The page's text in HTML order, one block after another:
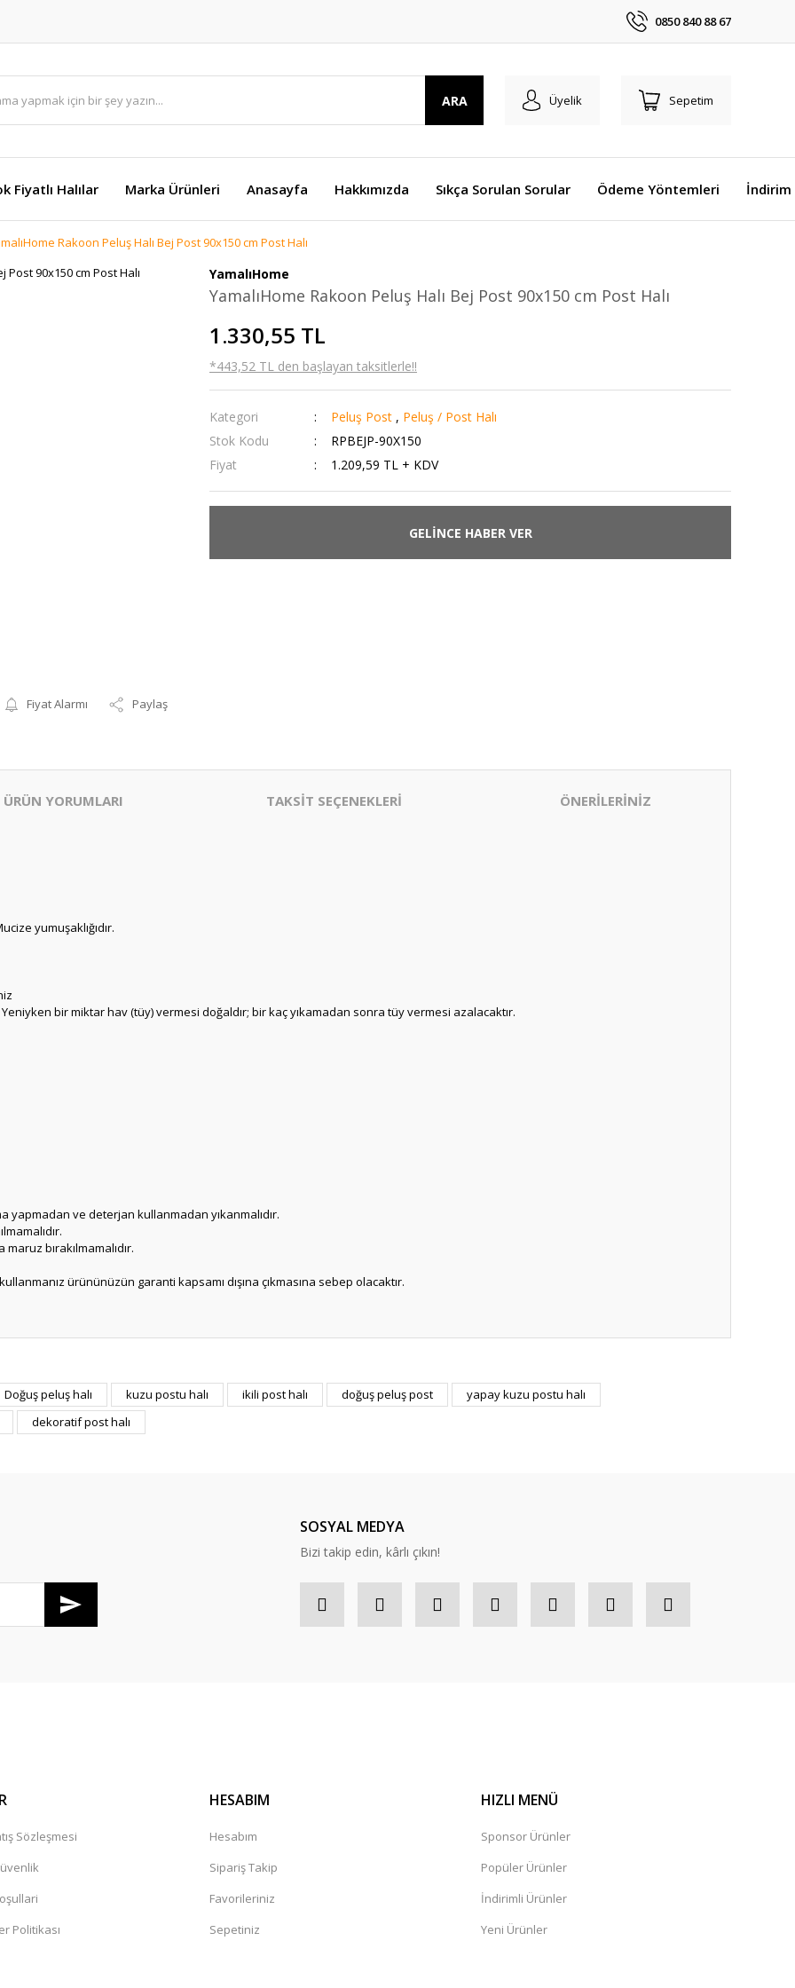
0850 840 88 67
ARA Üyelik Sepetim
Fiyatlı Halılar Marka Ürünleri Anasayfa Hakkımızda Sıkça Sorulan Sorular Ödeme Yöntemleri İndirim
Rakoon Peluş Halı Bej Post 90x150 cm Post Halı
Fiyat Alarmı Paylaş
YamalıHome
YamalıHome Rakoon Peluş Halı Bej Post 90x150 cm Post Halı
1.330,55 TL
*443,52 TL den başlayan taksitlerle!!
Kategori Peluş Post , Peluş / Post Halı
Stok Kodu
RPBEJP-90X150
Fiyat
1.209,59 TL + KDV
GELİNCE HABER VER
ÜRÜN YORUMLARI TAKSİT SEÇENEKLERİ ÖNERİLERİNİZ
yumuşaklığıdır.
bir miktar hav (tüy) vermesi doğaldır; bir kaç yıkamadan sonra tüy vermesi azalacaktır.
yapmadan ve deterjan kullanmadan yıkanmalıdır.
bırakılmamalıdır.
ürününüzün garanti kapsamı dışına çıkmasına sebep olacaktır.
Bu ürüne ilk yorumu siz yapın!
Doğuş peluş halı kuzu postu halı ikili post halı doğuş peluş post
yapay kuzu postu halı
dekoratif post halı
SOSYAL MEDYA
Bizi takip edin, kârlı çıkın!
Sözleşmesi
Politikası
HESABIM
Hesabım
Sipariş Takip
Favorileriniz
Sepetiniz
HIZLI MENÜ
Sponsor Ürünler
Popüler Ürünler
İndirimli Ürünler
Yeni Ürünler